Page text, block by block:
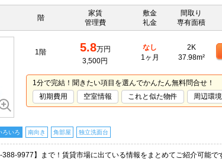
階
家賃
管理費
敷金
礼金
間取り
専有面積
1階 5.8万円
3,500円
なし
1ヶ月
2K
37.98m²
1分で完結！聞きたい項目を選んでかんたん無料問合せ！
初期費用
空室情報 これと似た物件 周辺環境
ろいろ 南向き 角部屋 独立洗面台